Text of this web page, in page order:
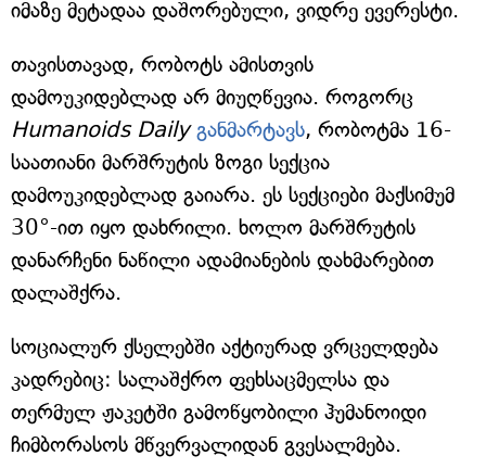
იმაზე მეტადაა დაშორებული, ვიდრე ევერესტი.
თავისთავად, რობოტს ამისთვის
დამოუკიდებლად არ მიუღწევია. როგორც
Humanoids Dailyგანმარტავს, რობოტმა 16-
საათიანი მარშრუტის ზოგი სექცია
დამოუკიდებლად გაიარა. ეს სექციები მაქსიმუმ
30°-ით იყო დახრილი. ხოლო მარშრუტის
დანარჩენი ნაწილი ადამიანების დახმარებით
დალაშქრა.
სოციალურ ქსელებში აქტიურად ვრცელდება
კადრებიც: სალაშქრო ფეხსაცმელსა და
თერმულ ჟაკეტში გამოწყობილი ჰუმანოიდი
ჩიმბორასოს მწვერვალიდან გვესალმება.